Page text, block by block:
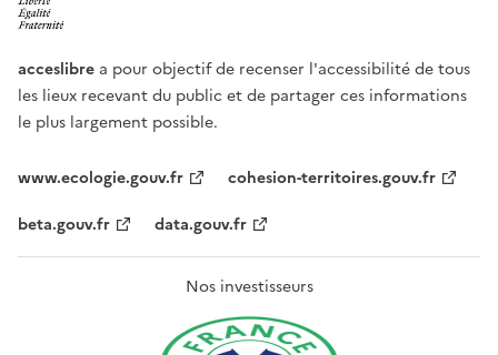
acceslibre a pour objectif de recenser l'accessibilité de tous
les lieux recevant du public et de partager ces informations
le plus largement possible.
www.ecologie.gouv.fr
cohesion-territoires.gouv.fr
beta.gouv.fr
data.gouv.fr
Nos investisseurs